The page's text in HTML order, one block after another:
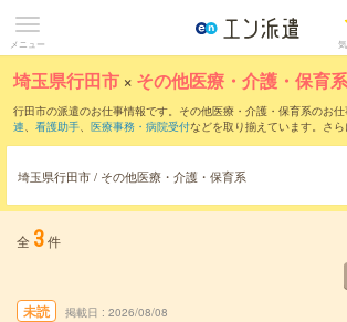
メニュー
埼玉県行田市 × その他医療・介護・保育系
行田市の派遣のお仕事情報です。その他医療・介護・保育系のお仕
連、 看護助手、 医療事務・病院受付などを取り揃えています。さら
埼玉県行田市 / その他医療・介護・保育系
全 3件
未読 掲載日 2026/08/08